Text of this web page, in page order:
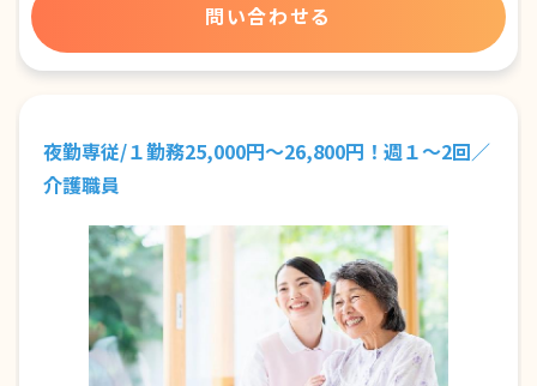
問い合わせる
夜勤専従/１勤務25,000円～26,800円！週１～2回／
介護職員